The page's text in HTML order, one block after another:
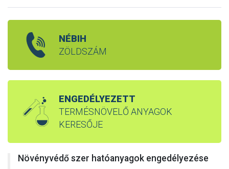
NÉBIH
ZÖLDSZÁM
ENGEDÉLYEZETT
TERMÉSNÖVELŐ ANYAGOK
KERESŐJE
Növényvédő szer hatóanyagok engedélyezése